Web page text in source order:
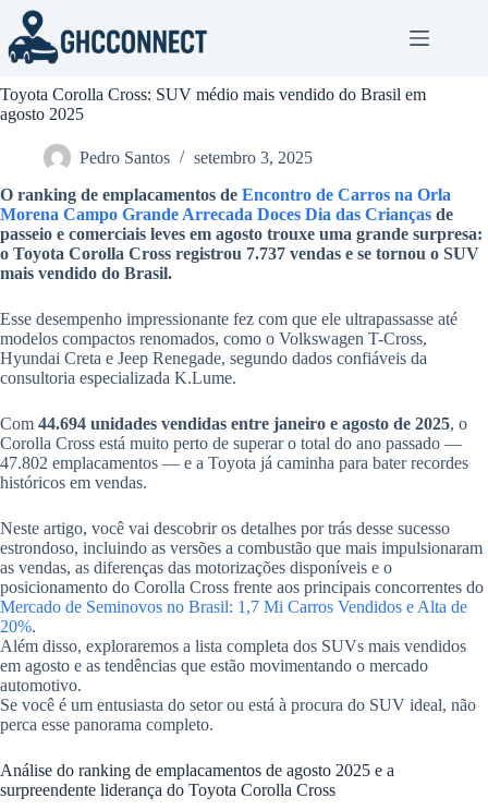
Pular
para
conteúdo
Toyota Corolla Cross: SUV médio mais vendido do Brasil em
agosto 2025
Pedro Santos
setembro 3, 2025
O ranking de emplacamentos de Encontro de Carros na Orla
Morena Campo Grande Arrecada Doces Dia das Crianças de
passeio e comerciais leves em agosto trouxe uma grande surpresa:
o Toyota Corolla Cross registrou 7.737 vendas e se tornou o SUV
mais vendido do Brasil.
Esse desempenho impressionante fez com que ele ultrapassasse até
modelos compactos renomados, como o Volkswagen T-Cross,
Hyundai Creta e Jeep Renegade, segundo dados confiáveis da
consultoria especializada K.Lume.
Com 44.694 unidades vendidas entre janeiro e agosto de 2025, o
Corolla Cross está muito perto de superar o total do ano passado —
47.802 emplacamentos — e a Toyota já caminha para bater recordes
históricos em vendas.
Neste artigo, você vai descobrir os detalhes por trás desse sucesso
estrondoso, incluindo as versões a combustão que mais impulsionaram
as vendas, as diferenças das motorizações disponíveis e o
posicionamento do Corolla Cross frente aos principais concorrentes do
Mercado de Seminovos no Brasil: 1,7 Mi Carros Vendidos e Alta de
20%.
Além disso, exploraremos a lista completa dos SUVs mais vendidos
em agosto e as tendências que estão movimentando o mercado
automotivo.
Se você é um entusiasta do setor ou está à procura do SUV ideal, não
perca esse panorama completo.
Análise do ranking de emplacamentos de agosto 2025 e a
surpreendente liderança do Toyota Corolla Cross